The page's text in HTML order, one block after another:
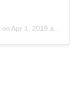
on Apr 1, 2019 at 9:29am PDT